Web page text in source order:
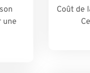
une
Coût de